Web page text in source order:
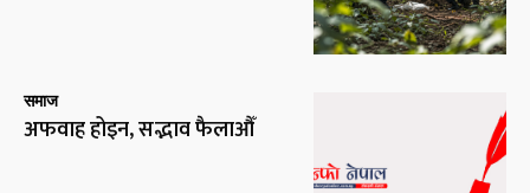
समाज
अफवाह होइन, सद्भाव फैलाऔँ